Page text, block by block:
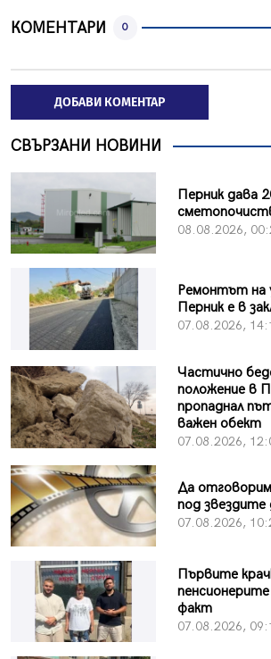
КОМЕНТАРИ 0
ДОБАВИ КОМЕНТАР
СВЪРЗАНИ НОВИНИ
Перник дава
08.08.2026,
Ремонтът на
Перник е в
07.08.2026,
Частично
положение в
пропаднал
важен обект
07.08.2026,
Да
под звездите
07.08.2026,
Първите
факт
07.08.2026,